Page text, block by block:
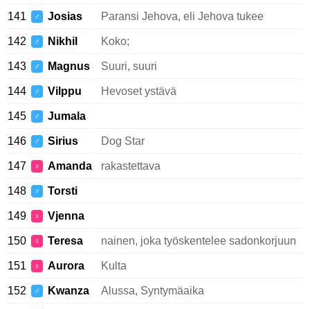
141 ♂ Josias Paransi Jehova, eli Jehova tukee
142 ♂ Nikhil Koko;
143 ♂ Magnus Suuri, suuri
144 ♂ Vilppu Hevoset ystävä
145 ♂ Jumala
146 ♂ Sirius Dog Star
147 ♀ Amanda rakastettava
148 ♂ Torsti
149 ♀ Vjenna
150 ♀ Teresa nainen, joka työskentelee sadonkorjuun
151 ♀ Aurora Kulta
152 ♂ Kwanza Alussa, Syntymäaika